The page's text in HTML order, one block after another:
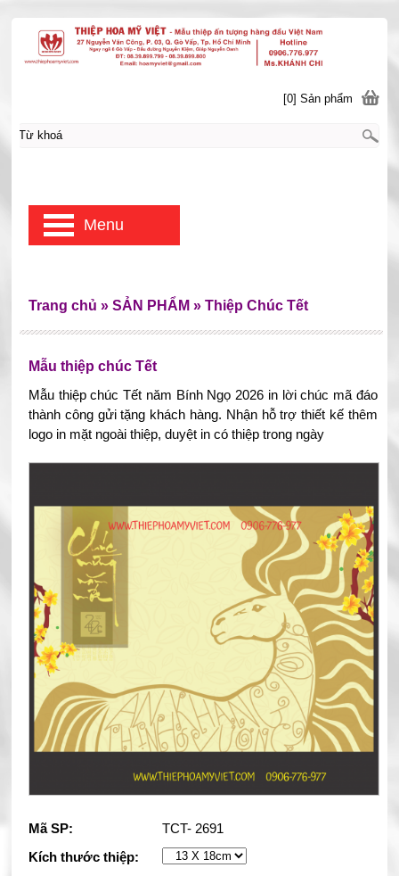
Mẫu thiệp chúc Tết
Mẫu thiệp chúc Tết năm Bính Ngọ 2026 in lời chúc mã đáo
thành công gửi tặng khách hàng. Nhận hỗ trợ thiết kế thêm
logo in mặt ngoài thiệp, duyệt in có thiệp trong ngày
Mã SP:
TCT- 2691
Kích thước thiệp:
Trang chủ » SẢN PHẨM » Thiệp Chúc Tết
[0] Sản phẩm
Menu